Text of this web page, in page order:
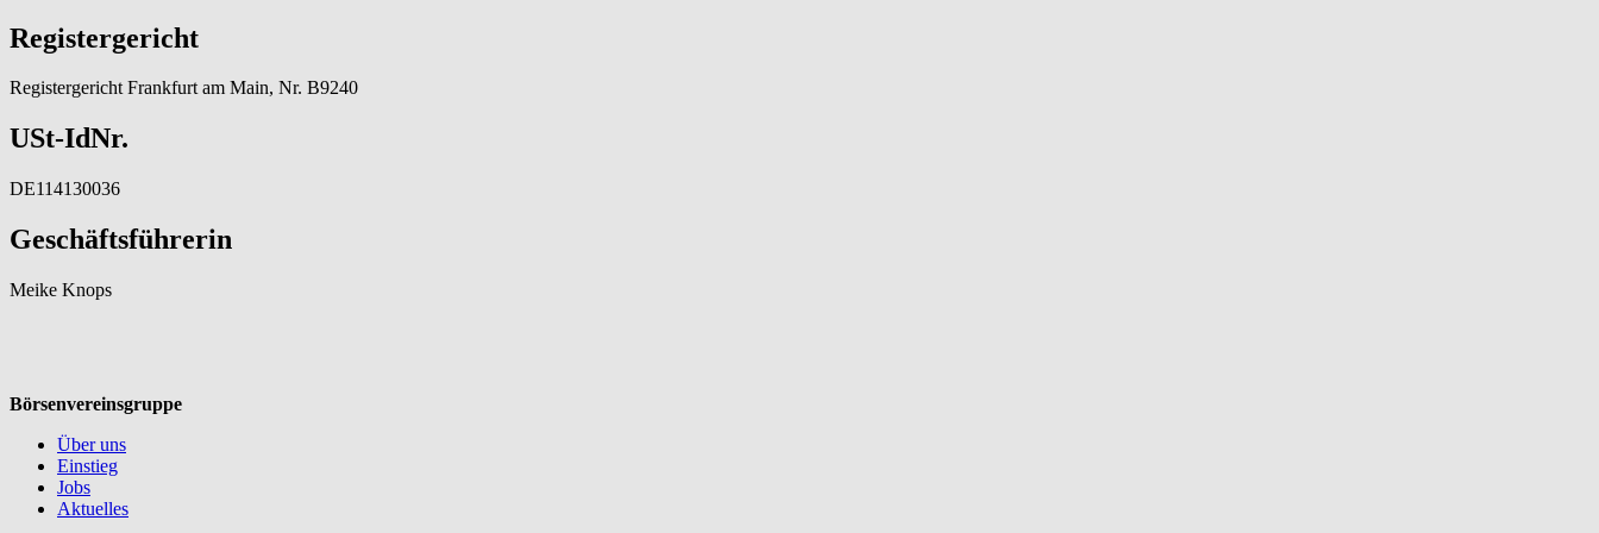
Registergericht
Registergericht Frankfurt am Main, Nr. B9240
USt-IdNr.
DE114130036
Geschäftsführerin
Meike Knops
Börsenvereinsgruppe
Über uns
Einstieg
Jobs
Aktuelles